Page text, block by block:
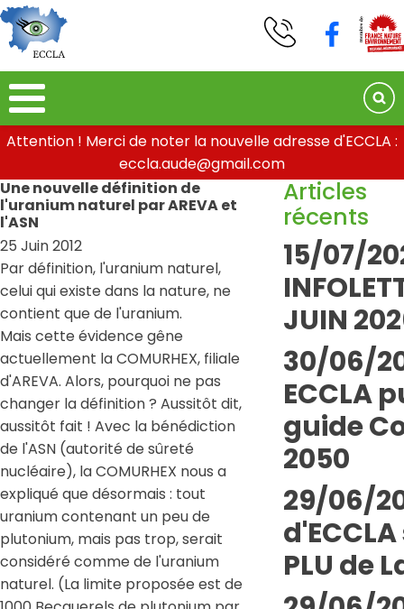
Attention ! Merci de noter la nouvelle adresse d'ECCLA :
eccla.aude@gmail.com
Une nouvelle définition de
l'uranium naturel par AREVA et
l'ASN
25 Juin 2012
Par définition, l'uranium naturel,
celui qui existe dans la nature, ne
contient que de l'uranium.
Mais cette évidence gêne
actuellement la COMURHEX, filiale
d'AREVA. Alors, pourquoi ne pas
changer la définition ? Aussitôt dit,
aussitôt fait ! Avec la bénédiction
de l'ASN (autorité de sûreté
nucléaire), la COMURHEX nous a
expliqué que désormais : tout
uranium contenant un peu de
plutonium, mais pas trop, serait
considéré comme de l'uranium
naturel. (La limite proposée est de
Articles
récents
15/07/
JUIN
30/06/
ECCLA
guide
2050
29/06/
PLU de